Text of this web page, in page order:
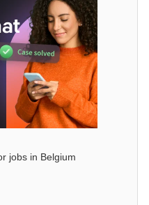
jobs in Belgium